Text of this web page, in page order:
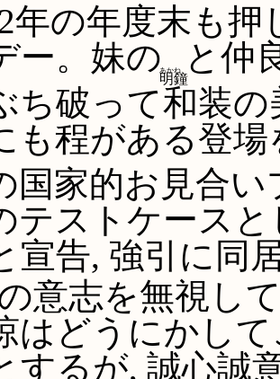
年の年度末も押
ー。妹の
明鐘
あかね
と仲
ち破って和装
も程がある登
国家的お見合
テストケース
宣告, 強引に同
意志を無視し
はどうにかし
するが, 誠心誠